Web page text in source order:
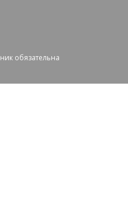
обязательна